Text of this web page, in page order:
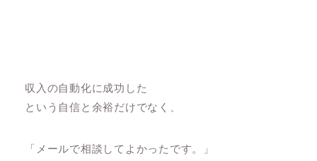
収入の自動化に成功した
という自信と余裕だけでなく、
「メールで相談してよかったです。」